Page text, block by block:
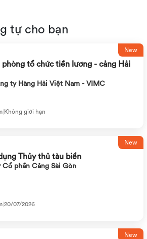
tự cho bạn
New
phòng tổ chức tiền lương - cảng Hải
ty Hàng Hải Việt Nam - VIMC
|Không giới hạn
New
Thủy thủ tàu biển
phần Cảng Sài Gòn
|20/07/2026
New